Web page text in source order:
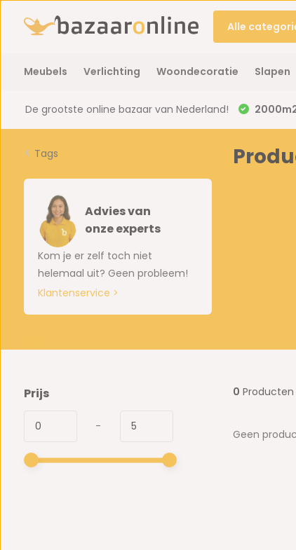
Alle
Meubels Verlichting Woondecoratie Slapen
De grootste online bazaar van Nederland!
Tags
Advies van
onze experts
Kom je er zelf toch niet
helemaal uit? Geen probleem!
Klantenservice >
Prijs
-
0 Producten
Geen